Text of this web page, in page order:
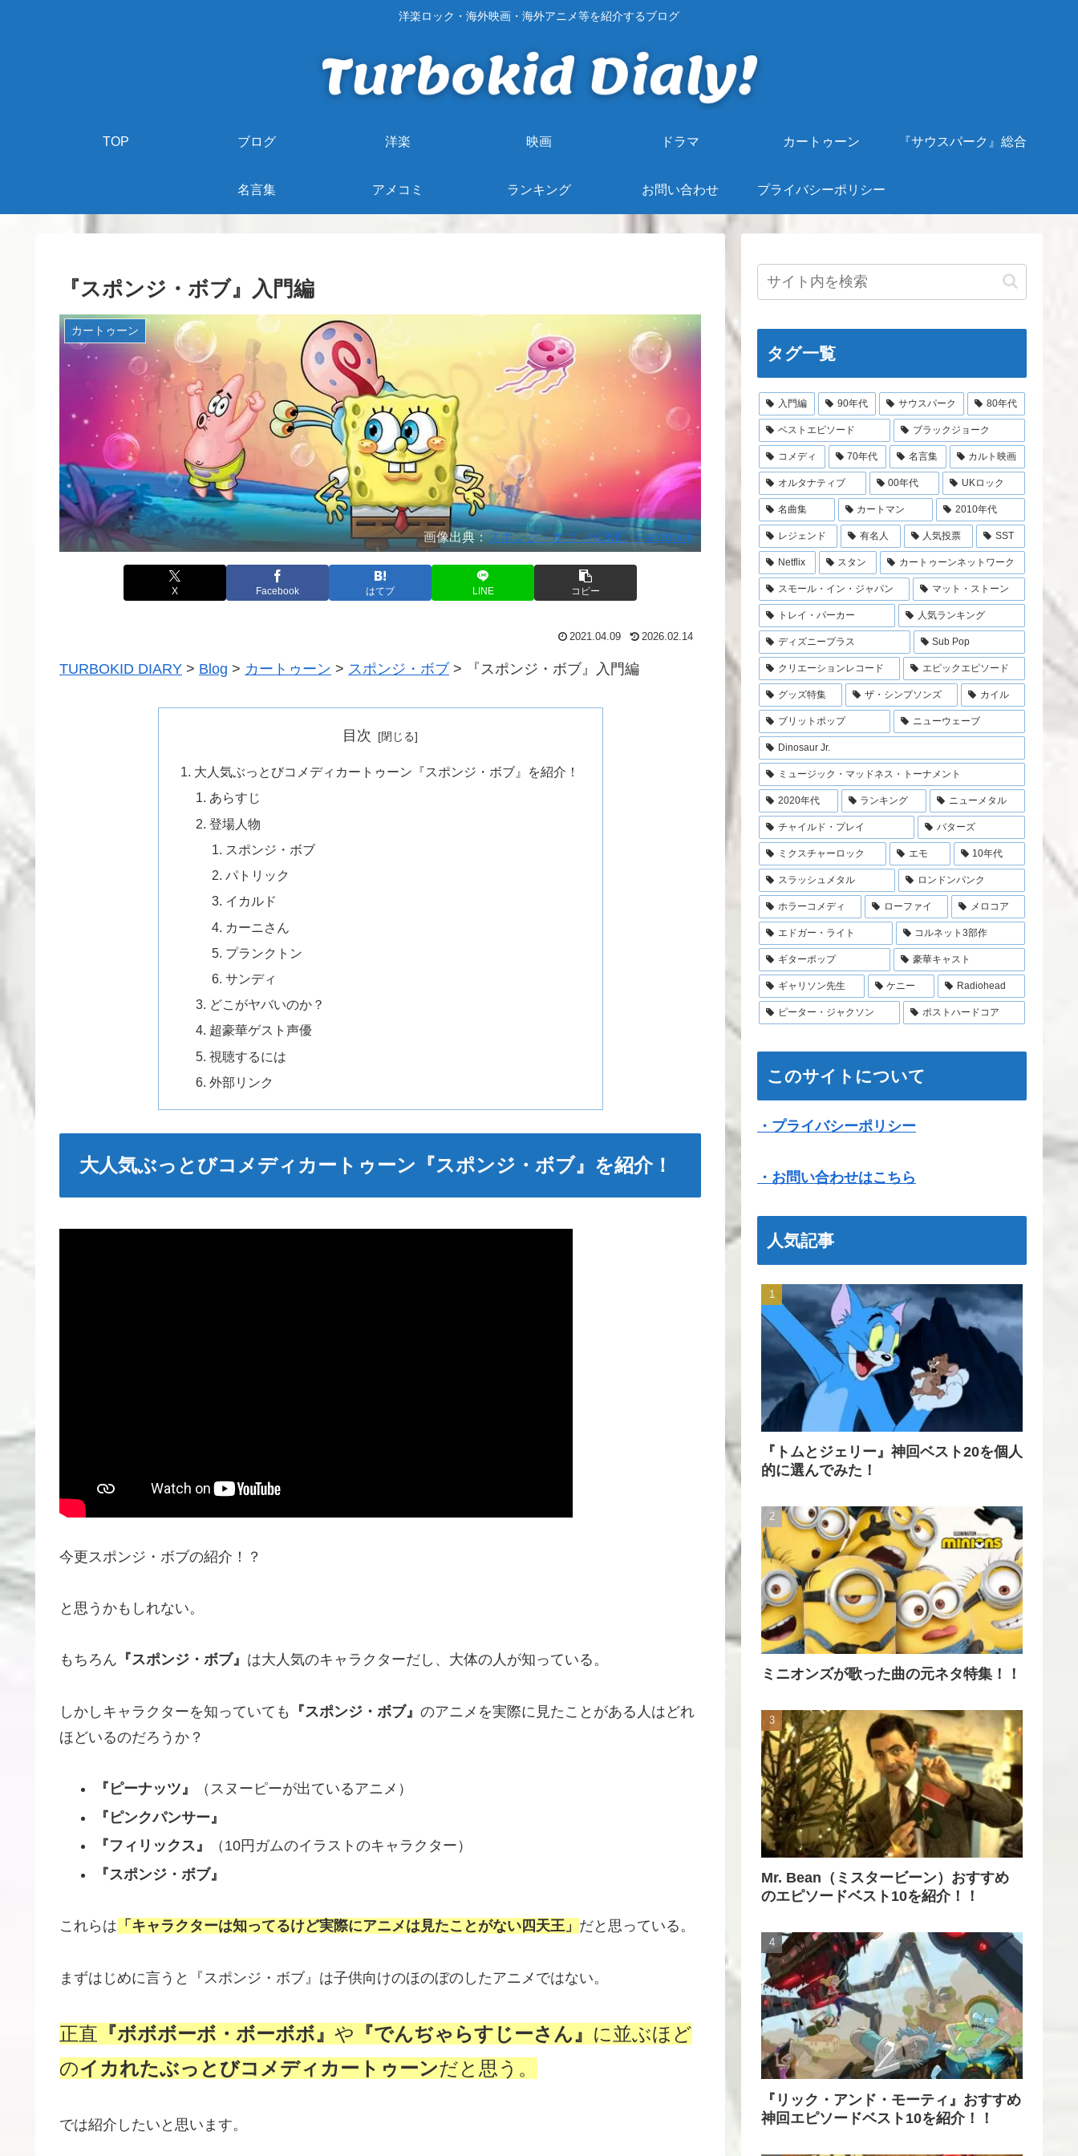
洋楽ロック・海外映画・海外アニメ等を紹介するブログ
TOP ブログ 洋楽 映画 ドラマ カートゥーン 『サウスパーク』総合
名言集 アメコミ ランキング お問い合わせ プライバシーポリシー
『スポンジ・ボブ』入門編
カートゥーン
画像出典：スポンジ・ボブ - HOME | Facebook
X Facebook はてブ LINE コピー
2021.04.09 2026.02.14
TURBOKID DIARY > Blog > カートゥーン > スポンジ・ボブ> 『スポンジ・ボブ』入門編
目次
大人気ぶっとびコメディカートゥーン『スポンジ・ボブ』を紹介！
あらすじ
登場人物
スポンジ・ボブ
パトリック
イカルド
カーニさん
プランクトン
サンディ
どこがヤバいのか？
超豪華ゲスト声優
視聴するには
外部リンク
大人気ぶっとびコメディカートゥーン『スポンジ・ボブ』を紹介！
今更スポンジ・ボブの紹介！？
と思うかもしれない。
もちろん 『スポンジ・ボブ』 は大人気のキャラクターだし、大体の人が知っている。
しかしキャラクターを知っていても 『スポンジ・ボブ』 のアニメを実際に見たことがある人はどれ
ほどいるのだろうか？
『ピーナッツ』
（スヌーピーが出ているアニメ）
『ピンクパンサー』
『フィリックス』
（10円ガムのイラストのキャラクター）
『スポンジ・ボブ』
これらは 「キャラクターは知ってるけど実際にアニメは見たことがない四天王」 だと思っている。
まずはじめに言うと『スポンジ・ボブ』は子供向けのほのぼのしたアニメではない。
正直 『ボボボーボ・ボーボボ』 や 『でんぢゃらすじーさん』 に並ぶほど
のイカれたぶっとびコメディカートゥーンだと思う。
では紹介したいと思います。
タグ一覧
入門編 90年代 サウスパーク 80年代
ベストエピソード ブラックジョーク
コメディ 70年代 名言集 カルト映画
オルタナティブ 00年代 UKロック
名曲集 カートマン 2010年代
レジェンド 有名人 人気投票 SST
Netflix スタン カートゥーンネットワーク
スモール・イン・ジャパン マット・ストーン
トレイ・パーカー 人気ランキング
ディズニープラス Sub Pop
クリエーションレコード エピックエピソード
グッズ特集 ザ・シンプソンズ カイル
ブリットポップ ニューウェーブ
Dinosaur Jr.
ミュージック・マッドネス・トーナメント
2020年代 ランキング ニューメタル
チャイルド・プレイ バターズ
ミクスチャーロック エモ 10年代
スラッシュメタル ロンドンパンク
ホラーコメディ ローファイ メロコア
エドガー・ライト コルネット3部作
ギターポップ 豪華キャスト
ギャリソン先生 ケニー Radiohead
ピーター・ジャクソン ポストハードコア
このサイトについて
・プライバシーポリシー
・お問い合わせはこちら
人気記事
『トムとジェリー』神回ベスト20を個人
的に選んでみた！
ミニオンズが歌った曲の元ネタ特集！！
Mr. Bean（ミスタービーン）おすすめ
のエピソードベスト10を紹介！！
『リック・アンド・モーティ』おすすめ
神回エピソードベスト10を紹介！！